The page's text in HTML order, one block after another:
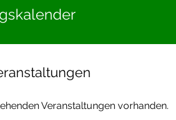
Veranstaltungen vorhanden.